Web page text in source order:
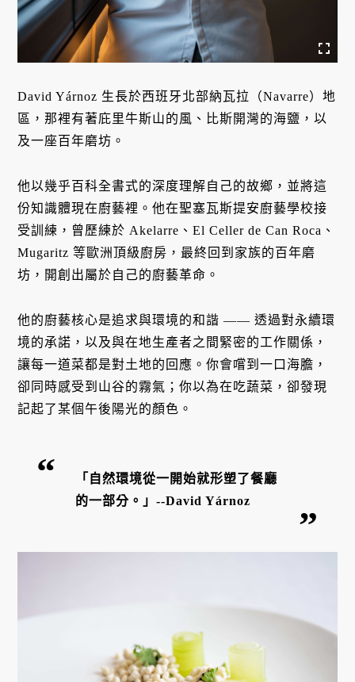
David Yárnoz 生長於西班牙北部納瓦拉（Navarre）地
區，那裡有著庇里牛斯山的風、比斯開灣的海鹽，以
及一座百年磨坊。
他以幾乎百科全書式的深度理解自己的故鄉，並將這
份知識體現在廚藝裡。他在聖塞瓦斯提安廚藝學校接
受訓練，曾歷練於 Akelarre、El Celler de Can Roca、
Mugaritz 等歐洲頂級廚房，最終回到家族的百年磨
坊，開創出屬於自己的廚藝革命。
他的廚藝核心是追求與環境的和諧 —— 透過對永續環
境的承諾，以及與在地生產者之間緊密的工作關係，
讓每一道菜都是對土地的回應。你會嚐到一口海膽，
卻同時感受到山谷的霧氣；你以為在吃蔬菜，卻發現
記起了某個午後陽光的顏色。
「自然環境從一開始就形塑了餐廳
的一部分。」--David Yárnoz